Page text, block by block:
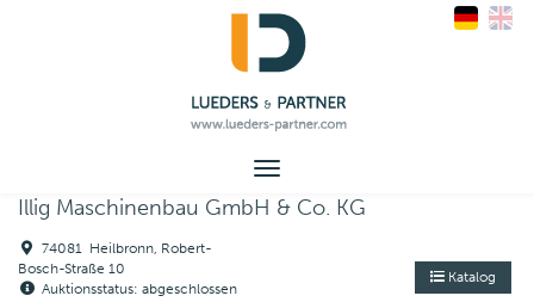
Toggle
Illig Maschinenbau GmbH & Co. KG
74081 Heilbronn, Robert-
Bosch-Straße 10
Auktionsstatus: abgeschlossen
Katalog